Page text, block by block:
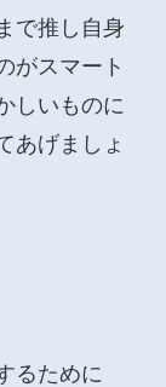
で推し自身
がスマート
しいものに
あげましょ
るために